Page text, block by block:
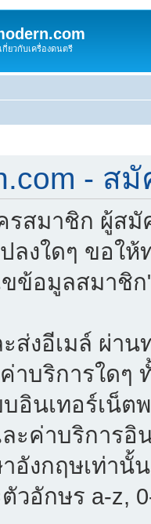
ยวกับเครื่องดนตรี
- ส
สมาชิก ผู้สมั
ลงใดๆ ขอใ
ข้อมูลสมาชิก
ส่งอีเมล์ ผ่า
าบริการใดๆ
อินเทอร์เน็
ะค่าบริการอิ
อังกฤษเท่านั้
วอักษร a-z,